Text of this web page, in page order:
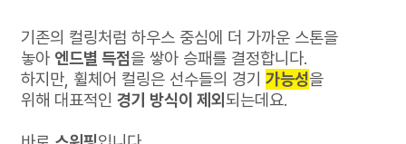
기존의 컬링처럼 하우스 중심에 더 가까운 스톤을
놓아 엔드별 득점을 쌓아 승패를 결정합니다.
하지만, 휠체어 컬링은 선수들의 경기가능성을
위해 대표적인경기 방식이 제외 되는데요.